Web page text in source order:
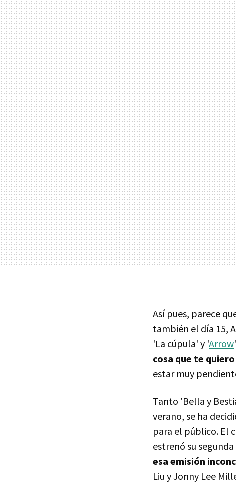
Así pues, parece
también el día 15,
'La cúpula' y 'Arrow
cosa que te
estar muy
Tanto 'Bella y
verano, se ha
para el público. El
estrenó su
esa emisión
Liu y Jonny Lee